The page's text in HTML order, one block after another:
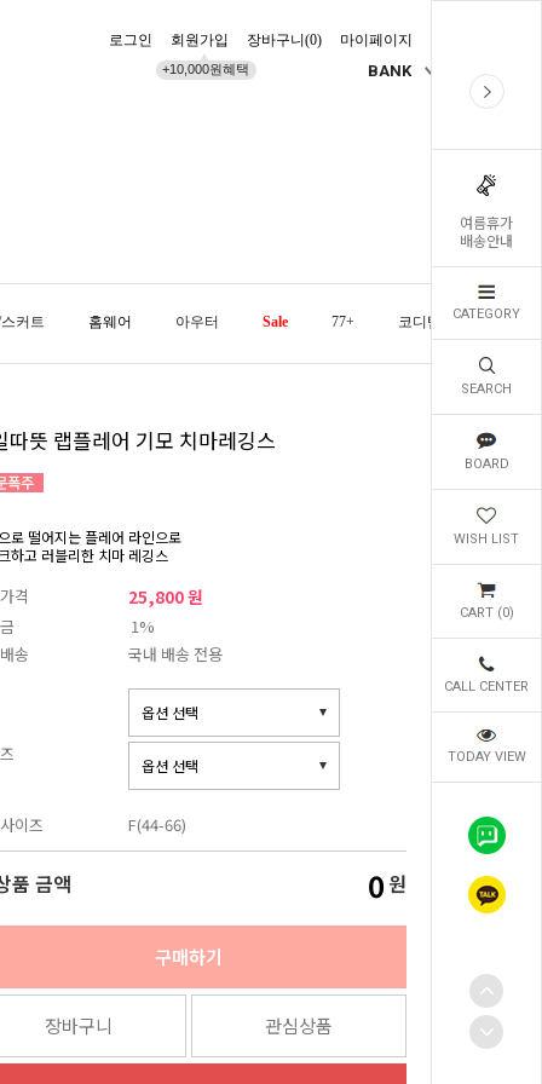
여름휴가
배송안내
CATEGORY
SEARCH
BOARD
WISH LIST
CART (0)
CALL CENTER
TODAY VIEW
로그인 회원가입
+10,000원혜택
장바구니(0) 마이페이지
BANK
커트 홈웨어 아우터 Sale 77+ 코디템 오늘발송
따뜻 랩플레어 기모 치마레깅스
로 떨어지는 플레어 라인으로
하고 러블리한 치마 레깅스
격 25,800 원
1%
송
국내 배송 전용
이즈 F(44-66)
품 금액 0 원
구매하기
장바구니 관심상품